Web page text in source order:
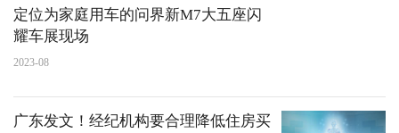
定位为家庭用车的问界新M7大五座闪
耀车展现场
2023-08
广东发文！经纪机构要合理降低住房买